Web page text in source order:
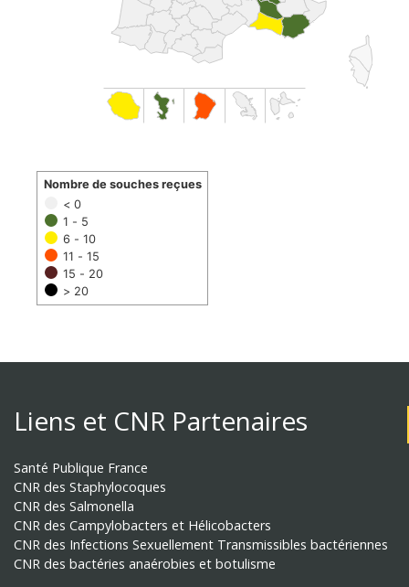
< 0
1 - 5
6 - 10
11 - 15
15 - 20
> 20
Nombre de souches reçues
Liens et CNR Partenaires
Santé Publique France
CNR des Staphylocoques
CNR des Salmonella
CNR des Campylobacters et Hélicobacters
CNR des Infections Sexuellement Transmissibles bactériennes
CNR des bactéries anaérobies et botulisme